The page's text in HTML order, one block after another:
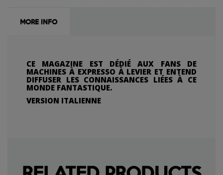
MORE INFO
CE MAGAZINE EST DÉDIÉ AUX FANS DE
MACHINES À EXPRESSO À LEVIER ET ENTEND
DIFFUSER LES CONNAISSANCES LIÉES À CE
MONDE FANTASTIQUE.
VERSION ITALIENNE